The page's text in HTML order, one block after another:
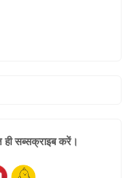
सब्सक्राइब करें।